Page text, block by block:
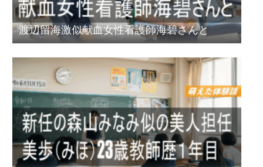
渡辺留海激似献血女性看護師海碧さんと